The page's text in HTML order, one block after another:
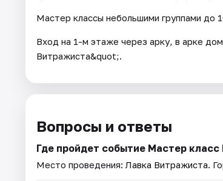
Мастер классы небольшими группами до
Вход на 1-м этаже через арку, в арке
Витражиста&quot;.
Вопросы и ответы
Где пройдет событие Мастер
Место проведения: Лавка Витражиста.